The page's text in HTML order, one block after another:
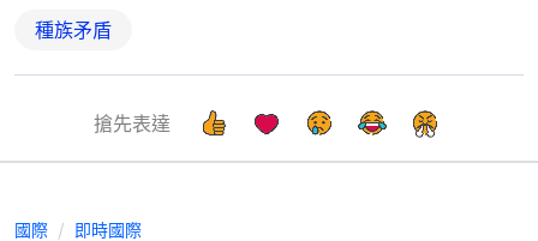
種族矛盾
搶先表達
國際 即時國際